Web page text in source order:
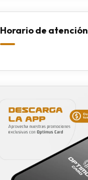
Horario de atención